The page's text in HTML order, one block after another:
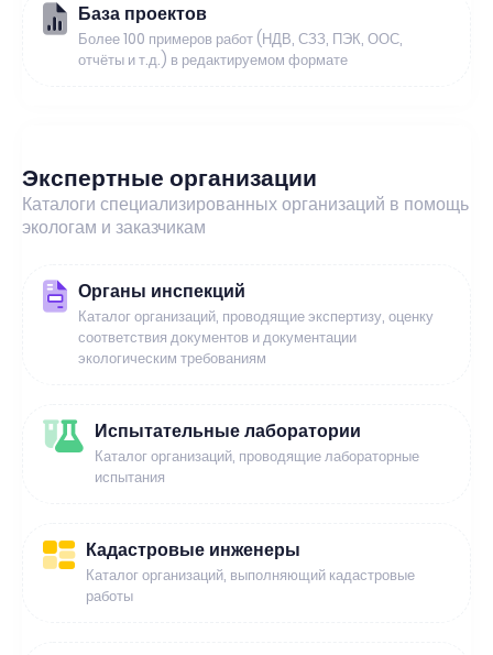
База проектов
Более 100 примеров работ (НДВ, СЗЗ, ПЭК, ООС,
отчёты и т.д.) в редактируемом формате
Экспертные организации
Каталоги специализированных организаций в помощь
экологам и заказчикам
Органы инспекций
Каталог организаций, проводящие экспертизу, оценку
соответствия документов и документации
экологическим требованиям
Испытательные лаборатории
Каталог организаций, проводящие лабораторные
испытания
Кадастровые инженеры
Каталог организаций, выполняющий кадастровые
работы